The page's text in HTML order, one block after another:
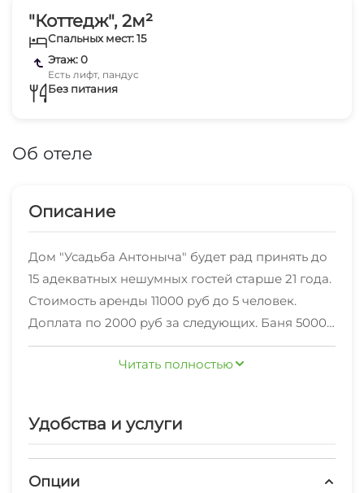
"Коттедж", 2м²
Спальных мест: 15
Этаж: 0
Есть лифт, пандус
Без питания
Об отеле
Описание
Дом "Усадьба Антоныча" будет рад принять до
15 адекватных нешумных гостей старше 21 года.
Стоимость аренды 11000 руб до 5 человек.
Доплата по 2000 руб за следующих. Баня 5000
руб без ограничения времени. Залог 5000 руб.
Возвращаем после выезда в течении 2 часов на
Пионерское. В доме два зала, два сан.узла, две
кровати (14 спальных мест). Заезд после 15
Читать полностью
Удобства и услуги
Опции